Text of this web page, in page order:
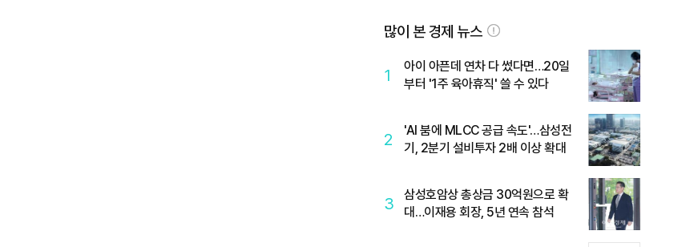
많이 본 경제 뉴스
1
아이 아픈데 연차 다 썼다면…20일
부터 '1주 육아휴직' 쓸 수 있다
2
'AI 붐에 MLCC 공급 속도'…삼성전
기, 2분기 설비투자 2배 이상 확대
3
삼성호암상 총상금 30억원으로 확
대…이재용 회장, 5년 연속 참석